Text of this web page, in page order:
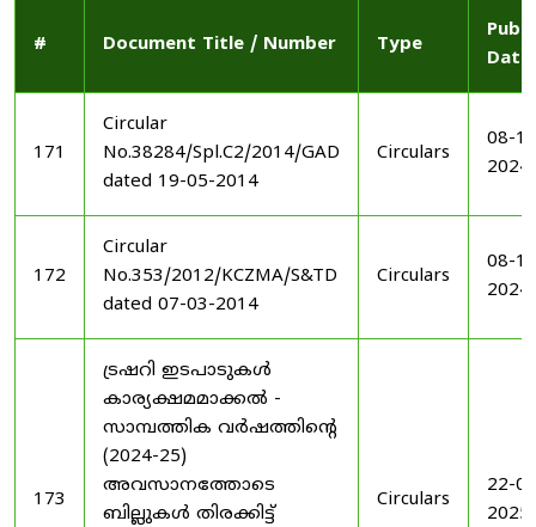
# Document Title / Number Type
Date
171
Circular
No.38284/Spl.C2/2014/GAD
dated 19-05-2014
Circulars
08-
2024
172
Circular
No.353/2012/KCZMA/S&TD
dated 07-03-2014
Circulars
08-
2024
173
ട്രഷറി ഇടപാടുകൾ
കാര്യക്ഷമമാക്കൽ -
സാമ്പത്തിക വർഷത്തിന്റെ
(2024-25)
അവസാനത്തോടെ
ബില്ലുകൾ തിരക്കിട്ട്
Circulars
22-
2025